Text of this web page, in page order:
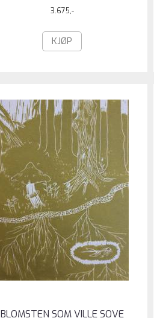
3.675,-
KJØP
BLOMSTEN SOM VILLE SOVE